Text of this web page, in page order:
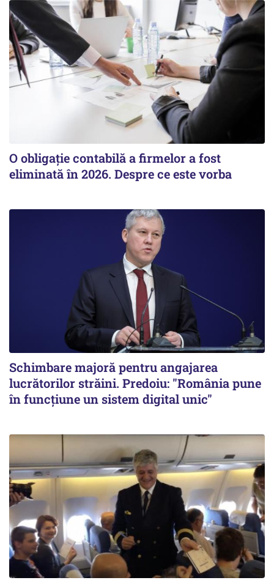
O obligație contabilă a firmelor a fost
eliminată în 2026. Despre ce este vorba
Schimbare majoră pentru angajarea
lucrătorilor străini. Predoiu: "România pune
în funcțiune un sistem digital unic"